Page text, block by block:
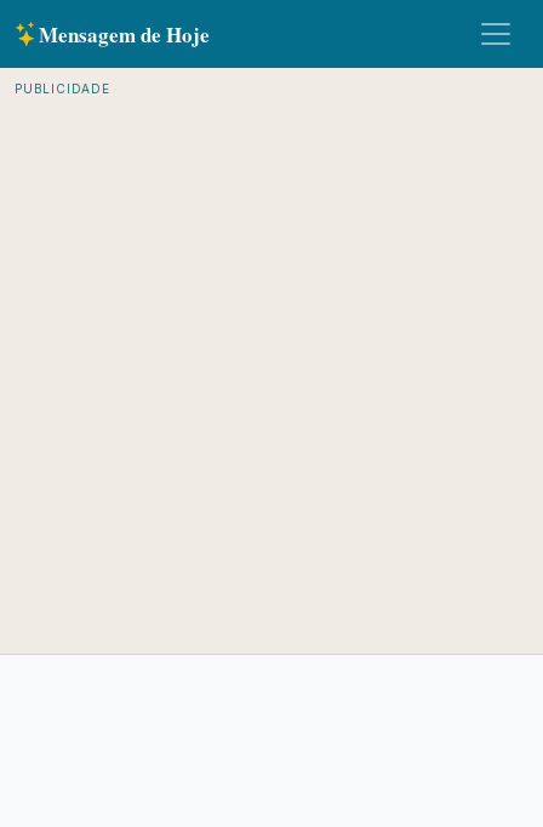
Mensagem de Hoje
PUBLICIDADE